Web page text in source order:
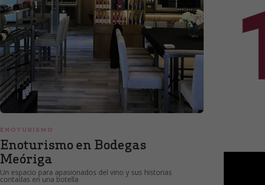
ENOTURISMO
Enoturismo en Bodegas
Meóriga
Un espacio para apasionados del vino y sus historias
contadas en una botella